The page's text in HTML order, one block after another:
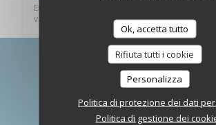
Ok, accetta tutto
Rifiuta tutti i cookie
Personalizza
Politica di protezione dei dati
Politica di gestione dei
Eurocard / Mastercard, Titoli Restaurant,
vacanza, American Express, Bancomat
Rimani informato
Iscriversi alla nostra newsletter per ricevere
personalizzate e offerte di marketing